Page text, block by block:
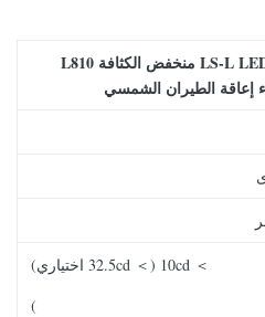
LS-L LED منخفض الكثافة L810
إعاقة الطيران الشمسي
＞ 10cd (＞ 32.5cd اختياري)
)